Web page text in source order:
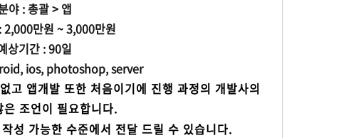
야 : 총괄 > 앱
2,000만원 ~ 3,000만원
상기간 : 90일
ios, photoshop, server
고 앱개발 또한 처음이기에 진행 과정의 개발사의
많은 조언이 필요합니다.
부분은 작성 가능한 수준에서 전달 드릴 수 있습니다.